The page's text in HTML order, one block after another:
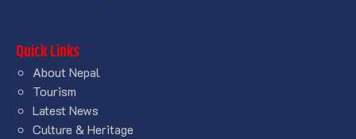
Quick Links
About Nepal
Tourism
Latest News
Culture & Heritage